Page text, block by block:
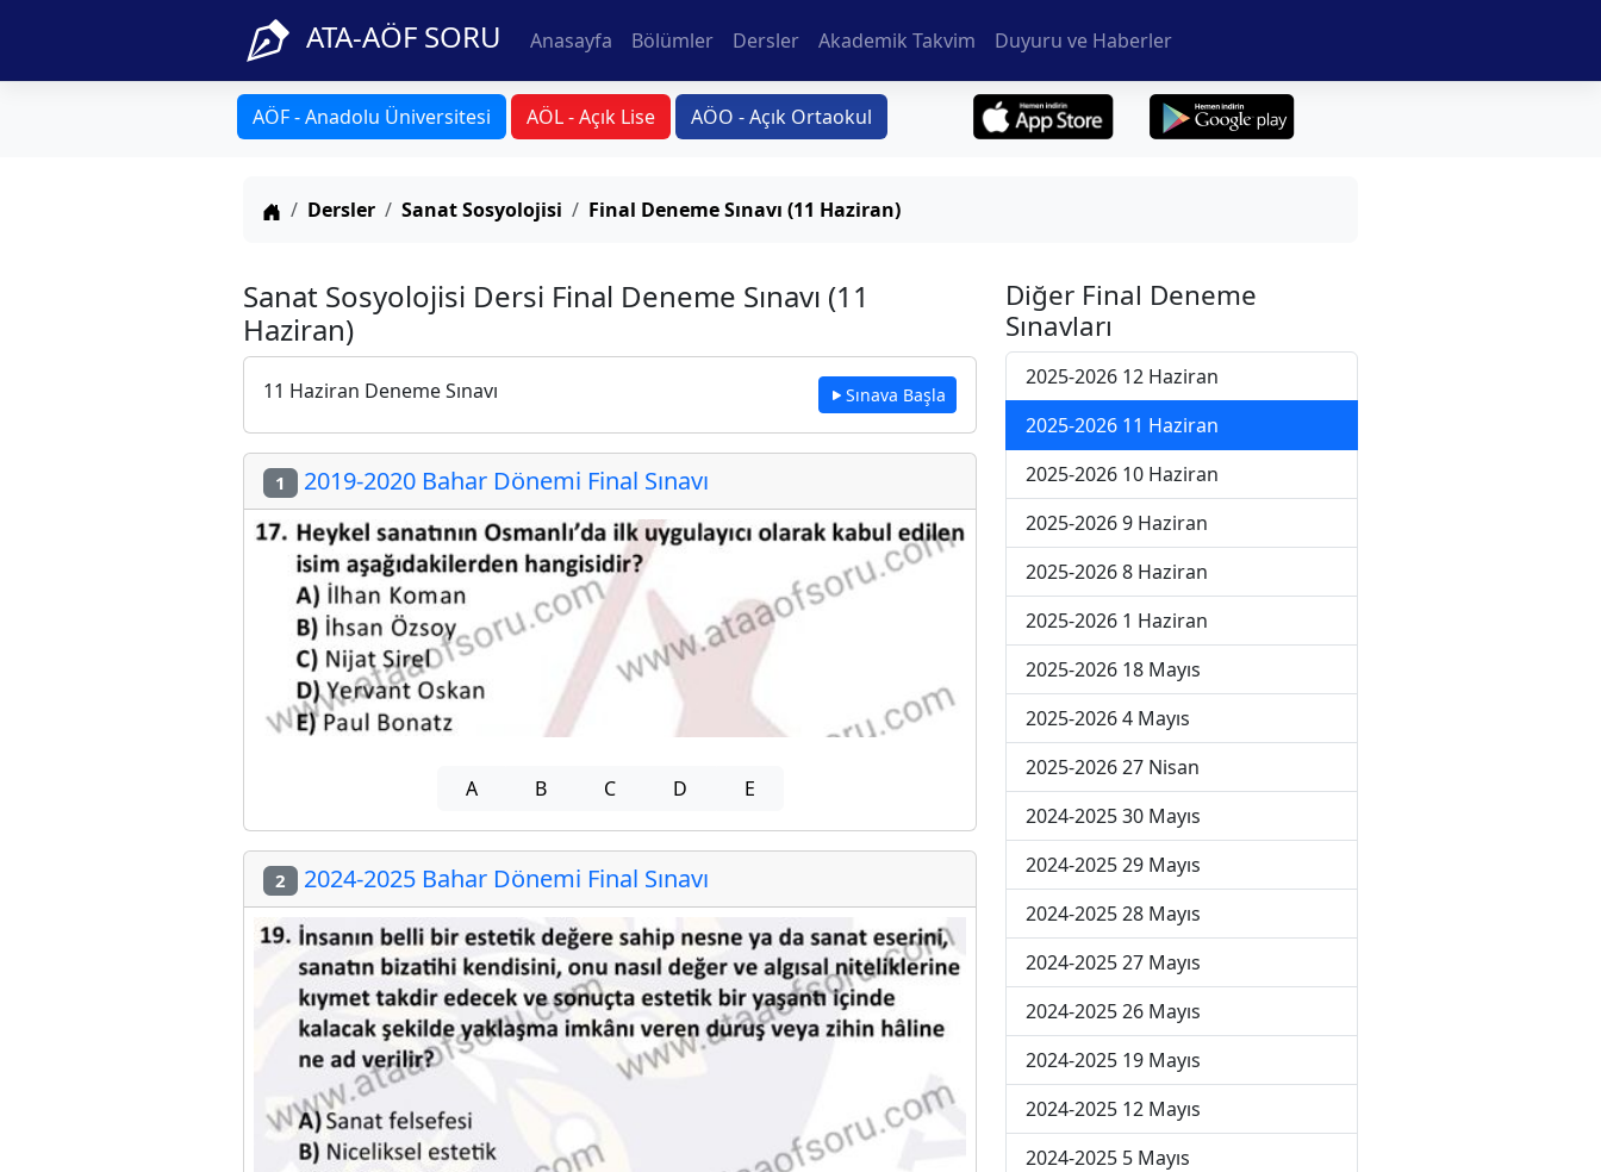
ATA-AÖF SORU Anasayfa Bölümler Dersler Akademik Takvim Duyuru ve Haberler
AÖF - Anadolu Üniversitesi AÖL - Açık Lise AÖO - Açık Ortaokul
Anasayfa
Dersler Sanat Sosyolojisi Final Deneme Sınavı (11 Haziran)
Sanat Sosyolojisi Dersi Final Deneme Sınavı (11
Haziran)
11 Haziran Deneme Sınavı Sınava Başla
1 2019-2020 Bahar Dönemi Final Sınavı
A B C D E
2 2024-2025 Bahar Dönemi Final Sınavı
Diğer Final Deneme
Sınavları
2025-2026 12 Haziran
2025-2026 11 Haziran
2025-2026 10 Haziran
2025-2026 9 Haziran
2025-2026 8 Haziran
2025-2026 1 Haziran
2025-2026 18 Mayıs
2025-2026 4 Mayıs
2025-2026 27 Nisan
2024-2025 30 Mayıs
2024-2025 29 Mayıs
2024-2025 28 Mayıs
2024-2025 27 Mayıs
2024-2025 26 Mayıs
2024-2025 19 Mayıs
2024-2025 12 Mayıs
2024-2025 5 Mayıs